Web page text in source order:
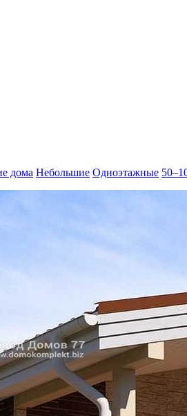
дома Небольшие Одноэтажные
83,6 м², 10,2 × 8,2 м. Комплект